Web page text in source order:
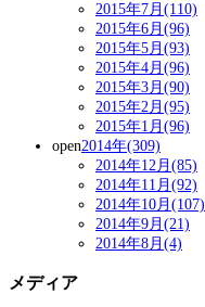
2015年7月(110)
2015年6月(96)
2015年5月(93)
2015年4月(96)
2015年3月(90)
2015年2月(95)
2015年1月(96)
open2014年(309)
2014年12月(85)
2014年11月(92)
2014年10月(107)
2014年9月(21)
2014年8月(4)
メディア